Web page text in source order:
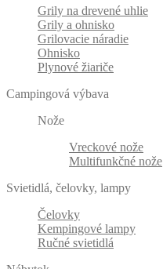
Grily na drevené uhlie
Grily a ohnisko
Grilovacie náradie
Ohnisko
Plynové žiariče
Campingová výbava
Nože
Vreckové nože
Multifunkčné nože
Svietidlá, čelovky, lampy
Čelovky
Kempingové lampy
Ručné svietidlá